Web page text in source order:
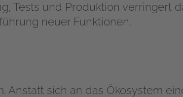
Tests und Produktion verringert
neuer Funktionen.
Anstatt sich an das Ökosystem